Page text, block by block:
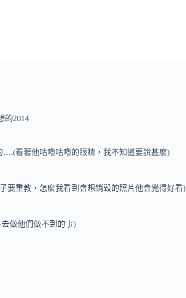
的2014
….(看著他咕嚕咕嚕的眼睛，我不知道要說甚麼)
要重教，怎麼我看到會想銷毀的照片他會覺得好看)
做他們做不到的事)